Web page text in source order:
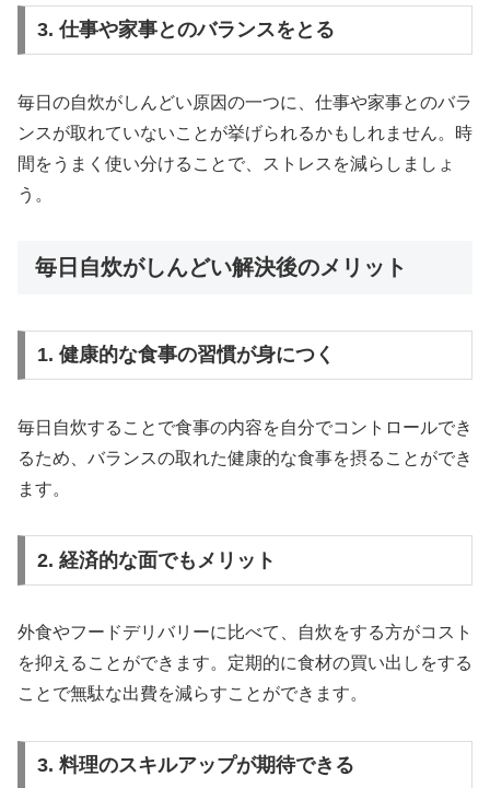
3. 仕事や家事とのバランスをとる
毎日の自炊がしんどい原因の一つに、仕事や家事とのバラ
ンスが取れていないことが挙げられるかもしれません。時
間をうまく使い分けることで、ストレスを減らしましょ
う。
毎日自炊がしんどい解決後のメリット
1. 健康的な食事の習慣が身につく
毎日自炊することで食事の内容を自分でコントロールでき
るため、バランスの取れた健康的な食事を摂ることができ
ます。
2. 経済的な面でもメリット
外食やフードデリバリーに比べて、自炊をする方がコスト
を抑えることができます。定期的に食材の買い出しをする
ことで無駄な出費を減らすことができます。
3. 料理のスキルアップが期待できる